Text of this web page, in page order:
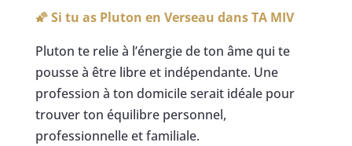
🌠 Si tu as Pluton en Verseau dansTA MIV
Pluton te relie à l’énergie de ton âme qui te
pousse à être libre et indépendante. Une
profession à ton domicile serait idéale pour
trouver ton équilibre personnel,
professionnelle et familiale.